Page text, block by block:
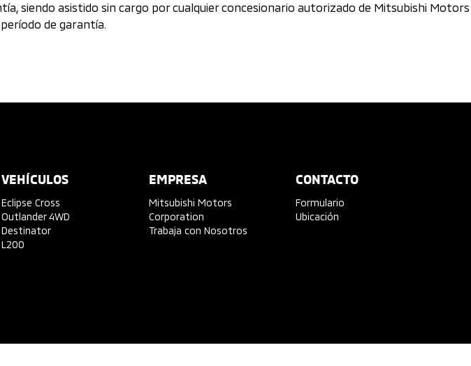
siendo asistido sin cargo por cualquier concesionario autorizado de Mitsubishi Motors
de garantía.
VEHÍCULOS
Eclipse Cross
Outlander 4WD
Destinator
L200
EMPRESA
Mitsubishi Motors
Corporation
Trabaja con Nosotros
CONTACTO
Formulario
Ubicación